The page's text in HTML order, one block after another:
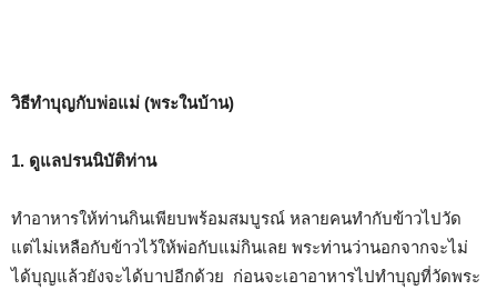
วิธีทำบุญกับพ่อแม่ (พระในบ้าน)
1. ดูแลปรนนิบัติท่าน
ทำอาหารให้ท่านกินเพียบพร้อมสมบูรณ์ หลายคนทำกับข้าวไปวัด
แต่ไม่เหลือกับข้าวไว้ให้พ่อกับแม่กินเลย พระท่านว่านอกจากจะไม่
ได้บุญแล้วยังจะได้บาปอีกด้วย ก่อนจะเอาอาหารไปทำบุญที่วัดพระ